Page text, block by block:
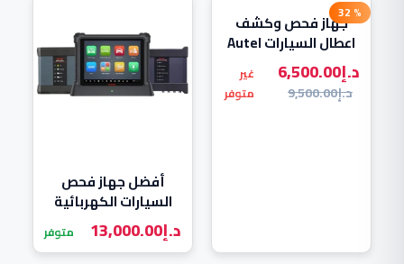
% 32 جهاز فحص وكشف
اعطال السيارات Autel
MaxiSYS MS908S Pro
د.إ6,500.00
د.إ9,500.00
غير
متوفر
أفضل جهاز فحص
السيارات الكهربائية
MaxiSys Ultra EVد.إ13,000.00 متوفر